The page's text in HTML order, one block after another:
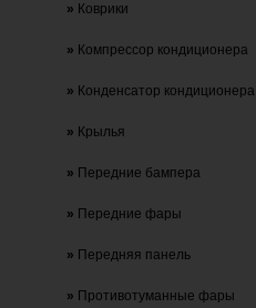
» Коврики
» Компрессор кондиционера
» Конденсатор кондиционера
» Крылья
» Передние бампера
» Передние фары
» Передняя панель
» Противотуманные фары